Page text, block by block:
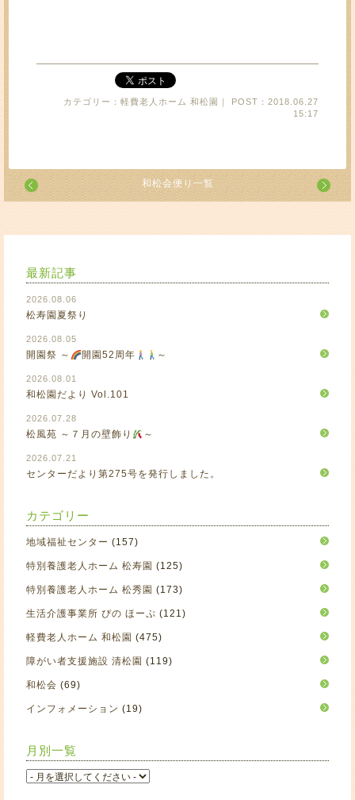
カテゴリー：軽費老人ホーム 和松園｜ POST：2018.06.27
15:17
和松会便り一覧
最新記事
2026.08.06
松寿園夏祭り
2026.08.05
開園祭 ～ 開園52周年 ～
2026.08.01
和松園だより Vol.101
2026.07.28
松風苑 ～７月の壁飾り ～
2026.07.21
センターだより第275号を発行しました。
カテゴリー
地域福祉センター (157)
特別養護老人ホーム 松寿園 (125)
特別養護老人ホーム 松秀園 (173)
生活介護事業所 ぴの ほーぷ (121)
軽費老人ホーム 和松園 (475)
障がい者支援施設 清松園 (119)
和松会 (69)
インフォメーション (19)
月別一覧